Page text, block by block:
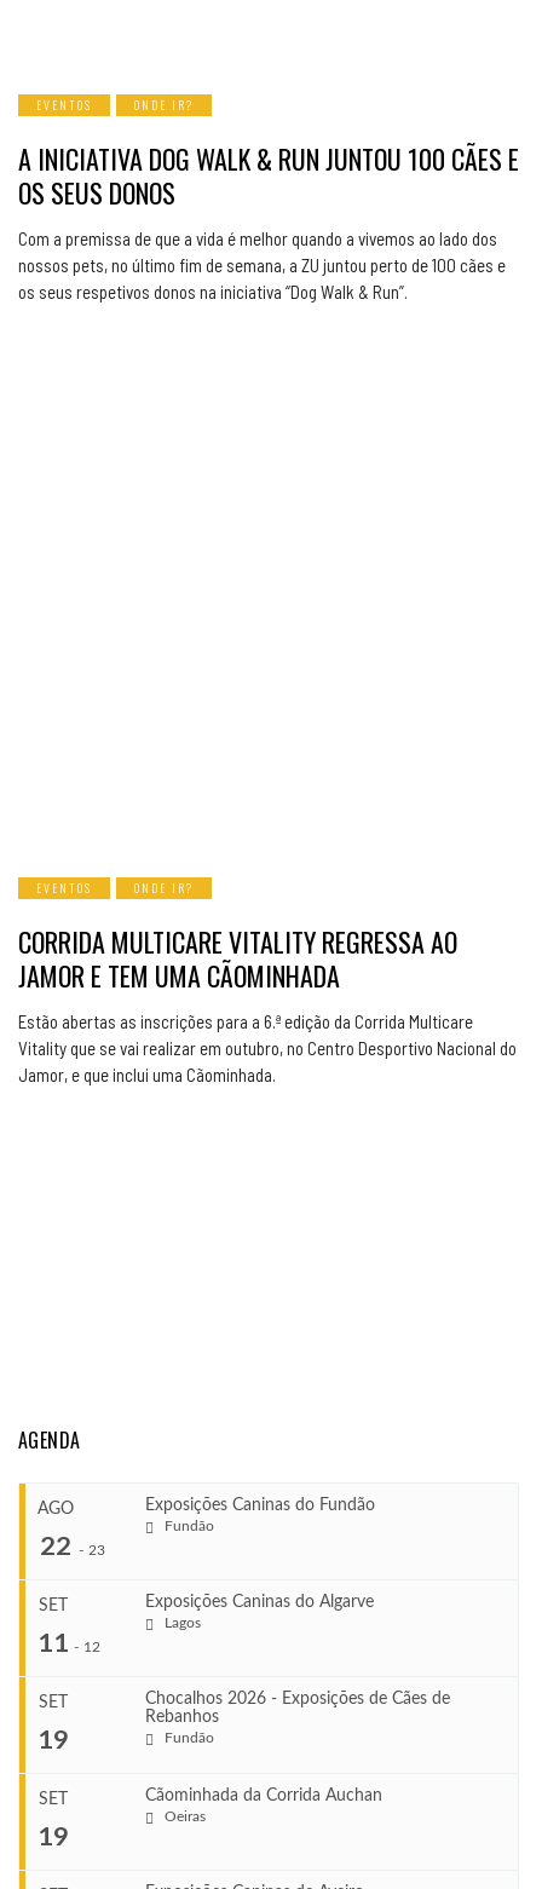
EVENTOS ONDE IR?
A INICIATIVA DOG WALK & RUN JUNTOU 100 CÃES E
OS SEUS DONOS
Com a premissa de que a vida é melhor quando a vivemos ao lado dos
nossos pets, no último fim de semana, a ZU juntou perto de 100 cães e
os seus respetivos donos na iniciativa “Dog Walk & Run”.
EVENTOS ONDE IR?
CORRIDA MULTICARE VITALITY REGRESSA AO
JAMOR E TEM UMA CÃOMINHADA
Estão abertas as inscrições para a 6.ª edição da Corrida Multicare
Vitality que se vai realizar em outubro, no Centro Desportivo Nacional do
Jamor, e que inclui uma Cãominhada.
AGENDA
AGO
22 - 23
Exposições Caninas do Fundão
Fundão
Ago 22, 2026
Ago 23, 2026
VENUE
SET
11 - 12
Exposições Caninas do Algarve
Lagos
Set 11, 2026
SET
19
Chocalhos 2026 - Exposições de Cães de
Rebanhos
Fundão
SET
19
Cãominhada da Corrida Auchan
Oeiras